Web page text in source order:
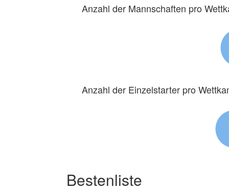
Anzahl der Mannschaften pro
Anzahl der Einzelstarter pro
Bestenliste